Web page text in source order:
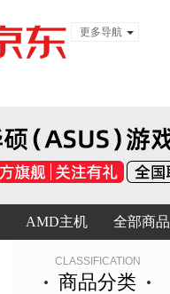
更多导航
全部商品
AMD主机
CLASSIFICATION
商品分类